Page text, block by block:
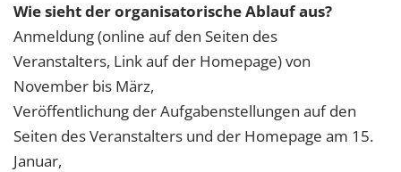
Wie sieht der organisatorische Ablauf aus?
Anmeldung (online auf den Seiten des
Veranstalters, Link auf der Homepage) von
November bis März,
Veröffentlichung der Aufgabenstellungen auf den
Seiten des Veranstalters und der Homepage am 15.
Januar,